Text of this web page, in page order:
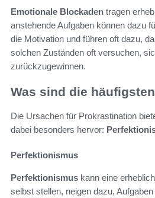
Emotionale Blockaden tragen
anstehende Aufgaben können dazu
die Motivation und führen oft dazu,
solchen Zuständen oft versuchen,
zurückzugewinnen.
Was sind die
Die Ursachen für Prokrastination
dabei besonders hervor:
Perfektionismus
Perfektionismus kann eine
selbst stellen, neigen dazu,